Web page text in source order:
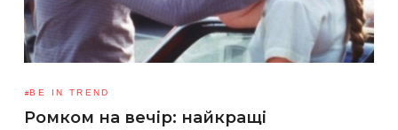
BE IN TREND
Ромком на вечір: найкращі